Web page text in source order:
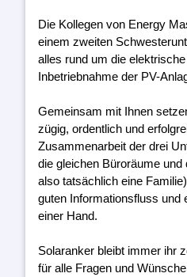
Die Kollegen von Energy
einem zweiten
alles rund um die
Inbetriebnahme der PV-
Gemeinsam mit Ihnen
zügig, ordentlich und
Zusammenarbeit der drei
die gleichen Büroräume und
also tatsächlich eine
guten Informationsfluss und
einer Hand.
Solaranker bleibt immer ihr
für alle Fragen und